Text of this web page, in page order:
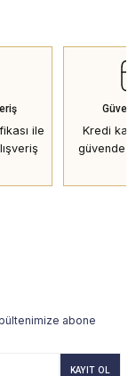
ile
Kredi
güvende
abone
KAYIT OL